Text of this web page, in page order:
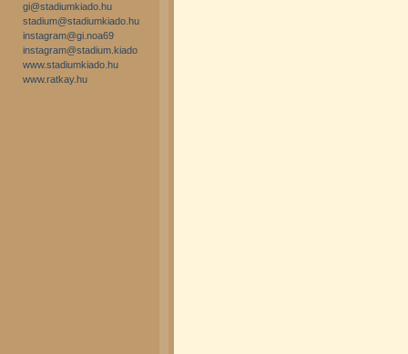
gi@stadiumkiado.hu
stadium@stadiumkiado.hu
instagram@gi.noa69
instagram@stadium.kiado
www.stadiumkiado.hu
www.ratkay.hu